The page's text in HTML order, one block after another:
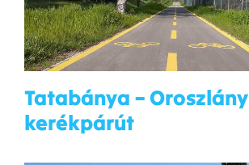
Tatabánya – Oroszlány
kerékpárút